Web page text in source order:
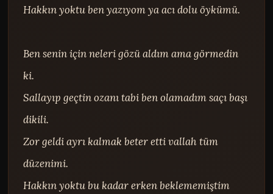
Hakkın yoktu ben yazıyom ya acı dolu öykümü.
Ben senin için neleri gözü aldım ama görmedin
ki.
Sallayıp geçtin ozanı tabi ben olamadım saçı başı
dikili.
Zor geldi ayrı kalmak beter etti vallah tüm
düzenimi.
Hakkın yoktu bu kadar erken beklememiştim